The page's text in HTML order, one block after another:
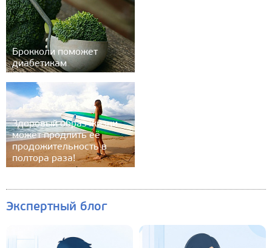
Брокколи поможет
диабетикам
Здоровый образ жизни
может продлить её
продожительность в
полтора раза!
Экспертный блог